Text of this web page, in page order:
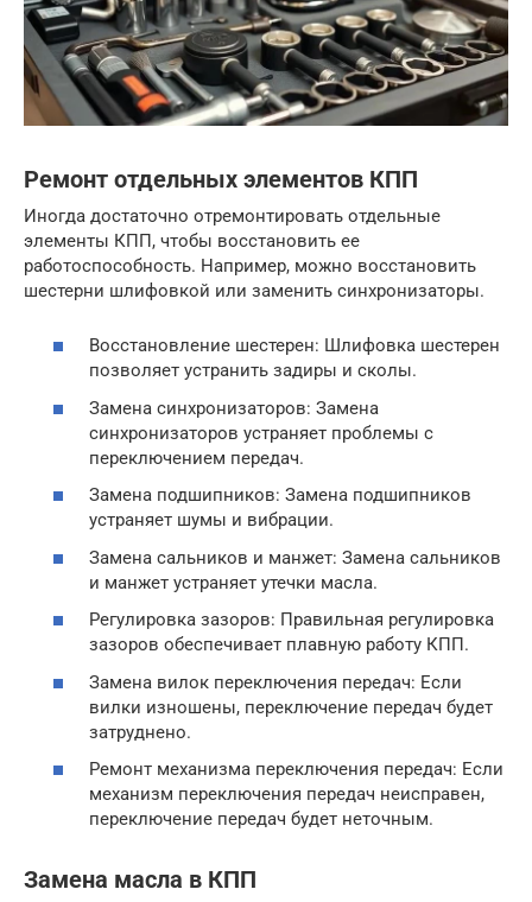
Ремонт отдельных элементов КПП
Иногда достаточно отремонтировать отдельные
элементы КПП, чтобы восстановить ее
работоспособность. Например, можно восстановить
шестерни шлифовкой или заменить синхронизаторы.
Восстановление шестерен: Шлифовка шестерен
позволяет устранить задиры и сколы.
Замена синхронизаторов: Замена
синхронизаторов устраняет проблемы с
переключением передач.
Замена подшипников: Замена подшипников
устраняет шумы и вибрации.
Замена сальников и манжет: Замена сальников
и манжет устраняет утечки масла.
Регулировка зазоров: Правильная регулировка
зазоров обеспечивает плавную работу КПП.
Замена вилок переключения передач: Если
вилки изношены, переключение передач будет
затруднено.
Ремонт механизма переключения передач: Если
механизм переключения передач неисправен,
переключение передач будет неточным.
Замена масла в КПП